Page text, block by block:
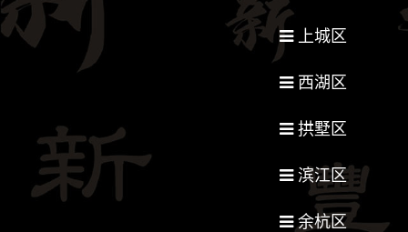
上城区
西湖区
拱墅区
滨江区
余杭区